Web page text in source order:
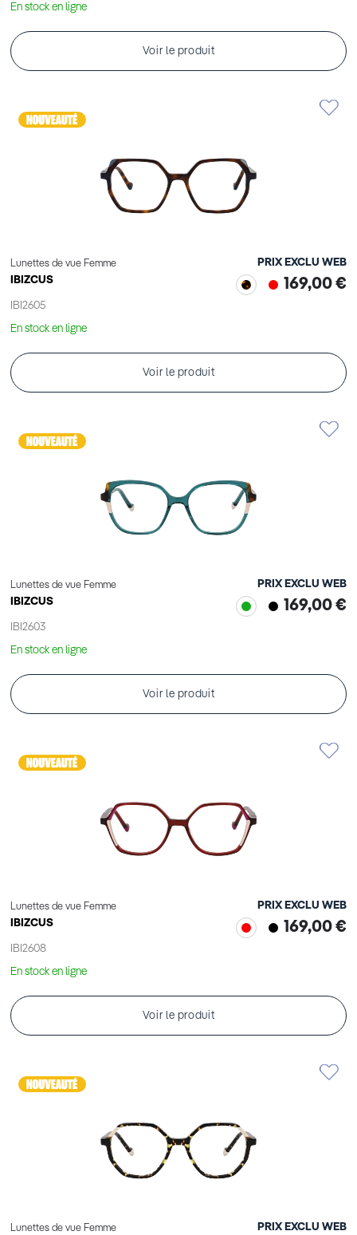
En stock en ligne
Voir le produit
Lunettes de vue Femme
IBIZCUS
IBI2605
PRIX EXCLU WEB
169,00 €
En stock en ligne
Voir le produit
Lunettes de vue Femme
IBIZCUS
IBI2603
PRIX EXCLU WEB
169,00 €
En stock en ligne
Voir le produit
Lunettes de vue Femme
IBIZCUS
IBI2608
PRIX EXCLU WEB
169,00 €
En stock en ligne
Voir le produit
Lunettes de vue Femme PRIX EXCLU WEB